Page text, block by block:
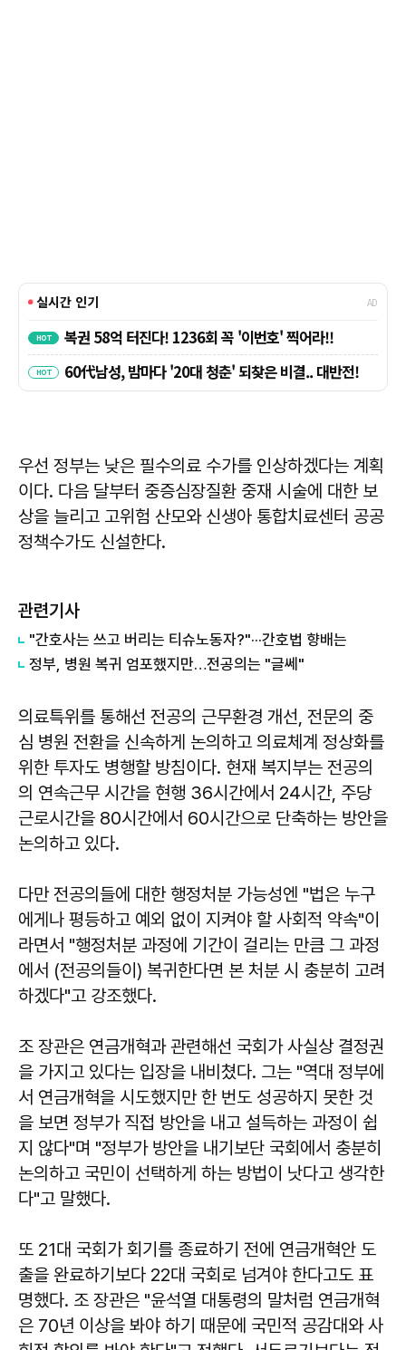
우선 정부는 낮은 필수의료 수가를 인상하겠다는 계획
이다. 다음 달부터 중증심장질환 중재 시술에 대한 보
상을 늘리고 고위험 산모와 신생아 통합치료센터 공공
정책수가도 신설한다.
관련기사
"간호사는 쓰고 버리는 티슈노동자?"···간호법 향배는
정부, 병원 복귀 엄포했지만…전공의는 "글쎄"
의료특위를 통해선 전공의 근무환경 개선, 전문의 중
심 병원 전환을 신속하게 논의하고 의료체계 정상화를
위한 투자도 병행할 방침이다. 현재 복지부는 전공의
의 연속근무 시간을 현행 36시간에서 24시간, 주당
근로시간을 80시간에서 60시간으로 단축하는 방안을
논의하고 있다.
다만 전공의들에 대한 행정처분 가능성엔 "법은 누구
에게나 평등하고 예외 없이 지켜야 할 사회적 약속"이
라면서 "행정처분 과정에 기간이 걸리는 만큼 그 과정
에서 (전공의들이) 복귀한다면 본 처분 시 충분히 고려
하겠다"고 강조했다.
조 장관은 연금개혁과 관련해선 국회가 사실상 결정권
을 가지고 있다는 입장을 내비쳤다. 그는 "역대 정부에
서 연금개혁을 시도했지만 한 번도 성공하지 못한 것
을 보면 정부가 직접 방안을 내고 설득하는 과정이 쉽
지 않다"며 "정부가 방안을 내기보단 국회에서 충분히
논의하고 국민이 선택하게 하는 방법이 낫다고 생각한
다"고 말했다.
또 21대 국회가 회기를 종료하기 전에 연금개혁안 도
출을 완료하기보다 22대 국회로 넘겨야 한다고도 표
명했다. 조 장관은 "윤석열 대통령의 말처럼 연금개혁
은 70년 이상을 봐야 하기 때문에 국민적 공감대와 사